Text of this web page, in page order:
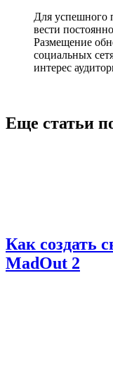
Для успешного
вести
Размещение
социальных
интерес
Еще статьи
Как создать
MadOut 2